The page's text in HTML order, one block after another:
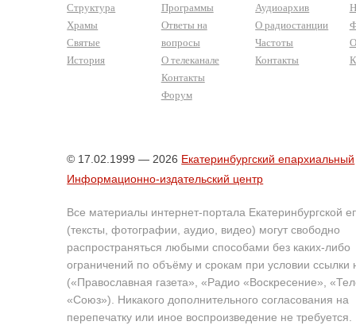
Структура
Храмы
Святые
История
Программы
Ответы на
вопросы
О телеканале
Контакты
Форум
Аудиоархив
О радиостанции
Частоты
Контакты
© 17.02.1999 — 2026 Екатеринбургский епархиальный
Информационно-издательский центр
Все материалы интернет-портала Екатеринбургской
(тексты, фотографии, аудио, видео) могут свободно
распространяться любыми способами без каких-либо
ограничений по объёму и срокам при условии ссылки
(«Православная газета», «Радио «Воскресение»,
«Союз»). Никакого дополнительного согласования на
перепечатку или иное воспроизведение не требуется.